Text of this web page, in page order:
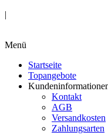
|
Menü
Startseite
Topangebote
Kontakt
AGB
Versandkosten
Zahlungsarten